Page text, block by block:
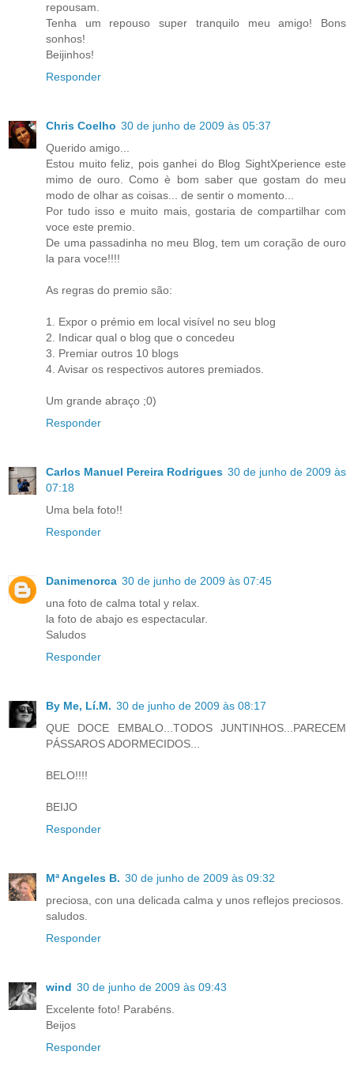
repousam.
Tenha um repouso super tranquilo meu amigo! Bons
sonhos!
Beijinhos!
Responder
Chris Coelho 30 de junho de 2009 às 05:37
Querido amigo...
Estou muito feliz, pois ganhei do Blog SightXperience este
mimo de ouro. Como è bom saber que gostam do meu
modo de olhar as coisas... de sentir o momento...
Por tudo isso e muito mais, gostaria de compartilhar com
voce este premio.
De uma passadinha no meu Blog, tem um coração de ouro
la para voce!!!!
As regras do premio são:
1. Expor o prémio em local visível no seu blog
2. Indicar qual o blog que o concedeu
3. Premiar outros 10 blogs
4. Avisar os respectivos autores premiados.
Um grande abraço ;0)
Responder
Carlos Manuel Pereira Rodrigues 30 de junho de 2009 às
07:18
Uma bela foto!!
Responder
Danimenorca 30 de junho de 2009 às 07:45
una foto de calma total y relax.
la foto de abajo es espectacular.
Saludos
Responder
By Me, Lí.M. 30 de junho de 2009 às 08:17
QUE DOCE EMBALO...TODOS JUNTINHOS...PARECEM
PÁSSAROS ADORMECIDOS...
BELO!!!!
BEIJO
Responder
Mª Angeles B. 30 de junho de 2009 às 09:32
preciosa, con una delicada calma y unos reflejos preciosos.
saludos.
Responder
wind 30 de junho de 2009 às 09:43
Excelente foto! Parabéns.
Beijos
Responder